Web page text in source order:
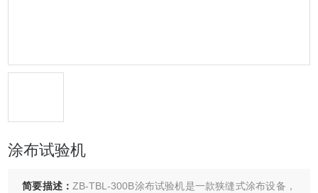
涂布试验机
简要描述： ZB-TBL-300B涂布试验机是一款狭缝式涂布设备，